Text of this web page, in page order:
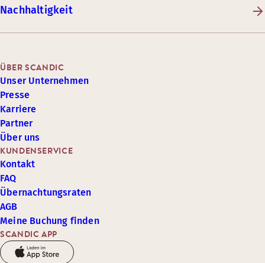
Nachhaltigkeit
SCANDIC APP
KUNDENSERVICE
Kontakt
FAQ
Übernachtungsraten
AGB
Meine Buchung finden
ÜBER SCANDIC
Unser Unternehmen
Presse
Karriere
Partner
Über uns